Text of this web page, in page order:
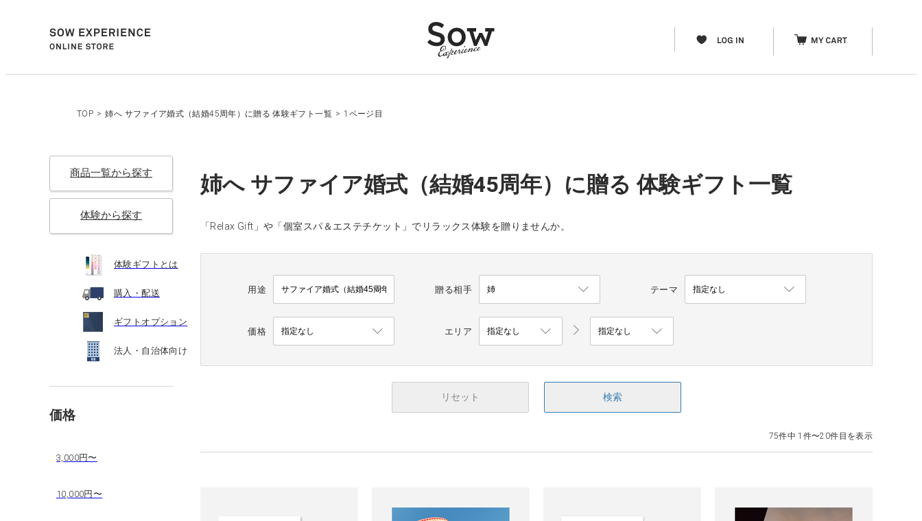
TOP > 姉へ サファイア婚式（結婚45周年）に贈る 体験ギフト一覧 > 1ページ目
商品一覧から探す
体験から探す
体験ギフトとは
購入・配送
ギフトオプション
法人・自治体向け
価格
3,000円〜
10,000円〜
姉へ サファイア婚式（結婚45周年）に贈る 体験ギフト一覧
「Relax Gift」や「個室スパ＆エステチケット」でリラックス体験を贈りませんか。
用途 贈る相手 テーマ
価格 エリア
リセット 検索
75件中 1件〜20件目を表示